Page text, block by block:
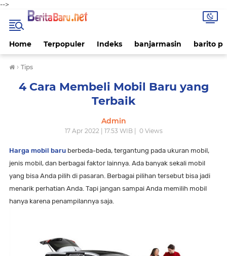
-->
Home Terpopuler Indeks banjarmasin barito
› Tips
4 Cara Membeli Mobil Baru yang
Terbaik
Admin
17 Apr 2022 | 17.53 WIB | 0Views
Harga mobil baru berbeda-beda, tergantung pada ukuran mobil,
jenis mobil, dan berbagai faktor lainnya. Ada banyak sekali mobil
yang bisa Anda pilih di pasaran. Berbagai pilihan tersebut bisa jadi
menarik perhatian Anda. Tapi jangan sampai Anda memilih mobil
hanya karena penampilannya saja.